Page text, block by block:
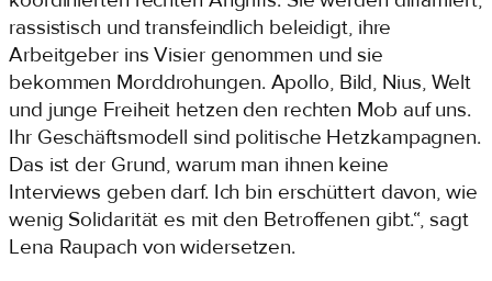
rassistisch und transfeindlich beleidigt, ihre
Arbeitgeber ins Visier genommen und sie
bekommen Morddrohungen. Apollo, Bild, Nius, Welt
und junge Freiheit hetzen den rechten Mob auf uns.
Ihr Geschäftsmodell sind politische Hetzkampagnen.
Das ist der Grund, warum man ihnen keine
Interviews geben darf. Ich bin erschüttert davon, wie
wenig Solidarität es mit den Betroffenen gibt.“, sagt
Lena Raupach von widersetzen.